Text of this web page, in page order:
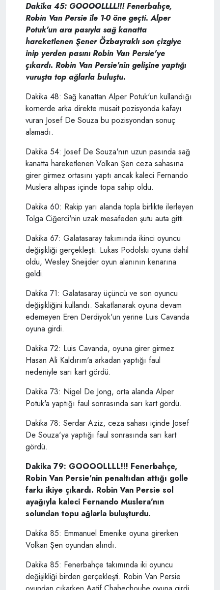
Dakika 45: GOOOOLLLL!!! Fenerbahçe,
Robin Van Persie ile 1-0 öne geçti. Alper
Potuk'un ara pasıyla sağ kanatta
hareketlenen Şener Özbayraklı son çizgiye
inip yerden pasını Robin Van Persie'ye
çıkardı. Robin Van Persie'nin gelişine yaptığı
vuruşta top ağlarla buluştu.
Dakika 48: Sağ kanattan Alper Potuk'un kullandığı
kornerde arka direkte müsait pozisyonda kafayı
vuran Josef De Souza bu pozisyondan sonuç
alamadı.
Dakika 54: Josef De Souza'nın uzun pasında sağ
kanatta hareketlenen Volkan Şen ceza sahasına
girer girmez ortasını yaptı ancak kaleci Fernando
Muslera altıpas içinde topa sahip oldu.
Dakika 60: Rakip yarı alanda topla birlikte ilerleyen
Tolga Ciğerci'nin uzak mesafeden şutu auta gitti.
Dakika 67: Galatasaray takımında ikinci oyuncu
değişikliği gerçekleşti. Lukas Podolski oyuna dahil
oldu, Wesley Sneijder oyun alanının kenarına
geldi.
Dakika 71: Galatasaray üçüncü ve son oyuncu
değişikliğini kullandı. Sakatlanarak oyuna devam
edemeyen Eren Derdiyok'un yerine Luis Cavanda
oyuna girdi.
Dakika 72: Luis Cavanda, oyuna girer girmez
Hasan Ali Kaldırım'a arkadan yaptığı faul
nedeniyle sarı kart gördü.
Dakika 73: Nigel De Jong, orta alanda Alper
Potuk'a yaptığı faul sonrasında sarı kart gördü.
Dakika 78: Serdar Aziz, ceza sahası içinde Josef
De Souza'ya yaptığı faul sonrasında sarı kart
gördü.
Dakika 79: GOOOOLLLL!!! Fenerbahçe,
Robin Van Persie'nin penaltıdan attığı golle
farkı ikiye çıkardı. Robin Van Persie sol
ayağıyla kaleci Fernando Muslera'nın
solundan topu ağlarla buluşturdu.
Dakika 85: Emmanuel Emenike oyuna girerken
Volkan Şen oyundan alındı.
Dakika 85: Fenerbahçe takımında iki oyuncu
değişikliği birden gerçekleşti. Robin Van Persie